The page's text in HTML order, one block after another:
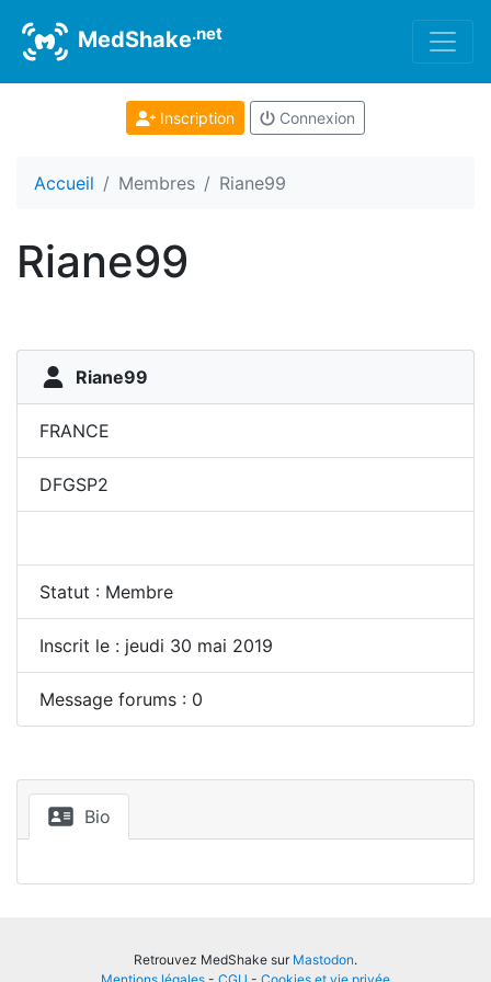
MedShake.net
Inscription Connexion
Accueil Membres Riane99
Riane99
Riane99
FRANCE
DFGSP2
Statut : Membre
Inscrit le : jeudi 30 mai 2019
Message forums : 0
Bio
Retrouvez MedShake sur Mastodon.